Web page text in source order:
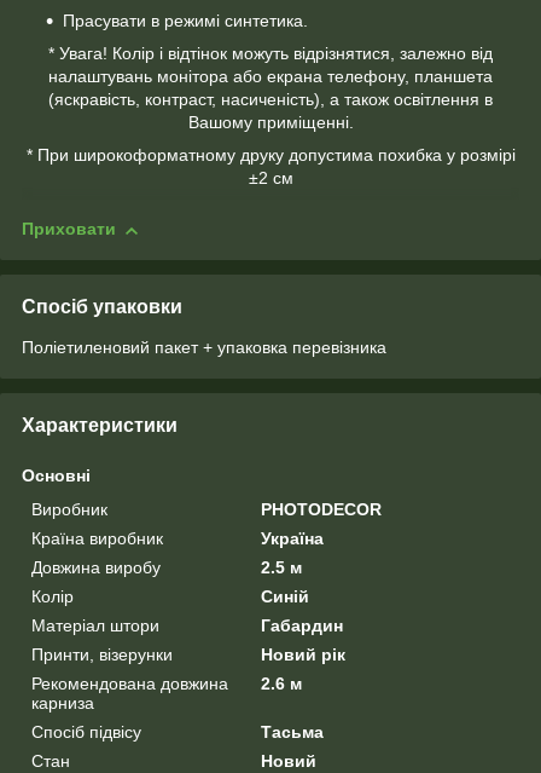
Прасувати в режимі синтетика.
* Увага! Колір і відтінок можуть відрізнятися, залежно від
налаштувань монітора або екрана телефону, планшета
(яскравість, контраст, насиченість), а також освітлення в
Вашому приміщенні.
* При широкоформатному друку допустима похибка у розмірі
±2 см
Приховати
Спосіб упаковки
Поліетиленовий пакет + упаковка перевізника
Характеристики
Основні
Виробник
PHOTODECOR
Країна виробник
Україна
Довжина виробу
2.5 м
Колір
Синій
Матеріал штори
Габардин
Принти, візерунки
Новий рік
Рекомендована довжина
карниза
2.6 м
Спосіб підвісу
Тасьма
Стан
Новий